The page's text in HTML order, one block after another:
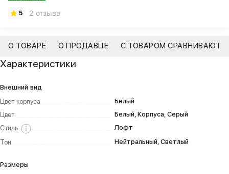
5 2 отзыва
О ТОВАРЕ О ПРОДАВЦЕ С ТОВАРОМ СРАВНИВАЮТ
Характеристики
Внешний вид
Цвет корпуса
Белый
Цвет
Белый, Корпуса, Серый
Стиль
Лофт
Тон
Нейтральный, Светлый
Размеры